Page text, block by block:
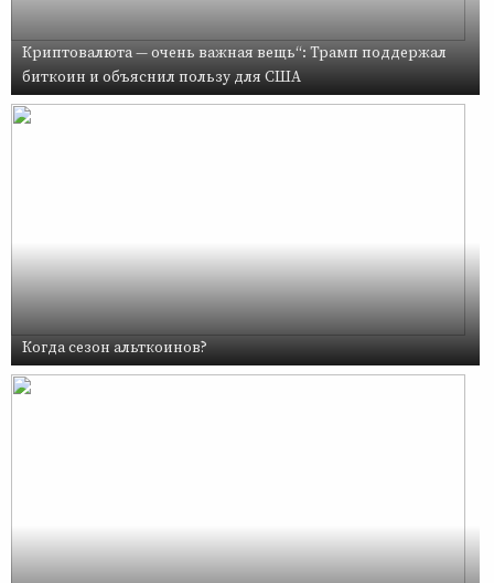
Криптовалюта — очень важная вещь“: Трамп поддержал
биткоин и объяснил пользу для США
Когда сезон альткоинов?